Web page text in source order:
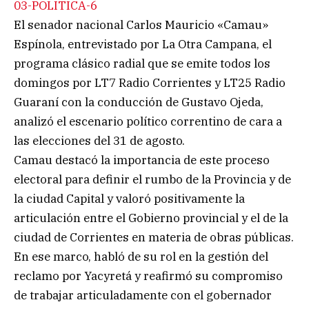
03-POLITICA-6
El senador nacional Carlos Mauricio «Camau»
Espínola, entrevistado por La Otra Campana, el
programa clásico radial que se emite todos los
domingos por LT7 Radio Corrientes y LT25 Radio
Guaraní con la conducción de Gustavo Ojeda,
analizó el escenario político correntino de cara a
las elecciones del 31 de agosto.
Camau destacó la importancia de este proceso
electoral para definir el rumbo de la Provincia y de
la ciudad Capital y valoró positivamente la
articulación entre el Gobierno provincial y el de la
ciudad de Corrientes en materia de obras públicas.
En ese marco, habló de su rol en la gestión del
reclamo por Yacyretá y reafirmó su compromiso
de trabajar articuladamente con el gobernador